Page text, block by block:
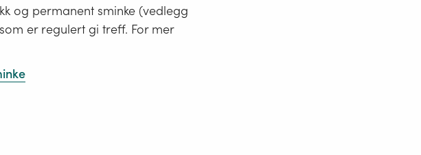
og permanent sminke (vedlegg
er regulert gi treff. For mer